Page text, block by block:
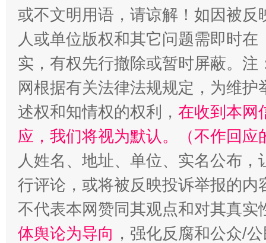
或不文明用语，请谅解！如因被
人或单位版权和其它问题需即时在
实，有权先行撤除或暂时屏蔽。
网根据有关法律法规规定，为维
述权和知情权的权利， 在收到本网
应，我们将视为默认。（不作回应
人姓名、地址、单位、实名公布
行评论，或将被反映投诉举报的
不代表本网赞同其观点和对其真实
体舆论为导向 ，强化反腐和公众/